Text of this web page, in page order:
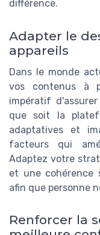
différence.
Adapter le
appareils
Dans le monde
vos contenus à
impératif
que soit la
adaptatives et
facteurs qui
Adaptez votre
et une cohérence
afin que personne
Renforcer la